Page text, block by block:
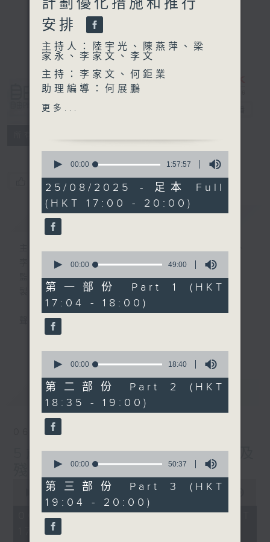
自由風自由
PHONE
您喜歡這個節目嗎?
簡介 GIST
監製：蕭洛汶
製作：香港電台公共事務組
聲音更立體 意見更多元
1872311 始終如一
香港電台公共事務組
讚好Like「RTHK 香港電台公共事務組
Facebook專頁
最新 LATEST
06/08/2026
5歲男童被虐致死 母親誤殺及
殘酷對待兒童罪成判囚22年
seconds
minutes,
00:00 48:53
06/08/2026 - 足本 Full (HKT
17:00 - 18:00)
計劃優化措施和推行
安排
主持人：陸宇光、陳燕萍、梁
家永、李家文、李文
主持：李家文、何鉅業
助理編導：何展鵬
高級編導：李以莊
更多...
seconds
1
hour,
57
minutes,
57
seconds
00:00 1:57:57
25/08/2025 - 足本 Full
(HKT 17:00 - 20:00)
seconds
49
minutes,
0
seconds
00:00 49:00
第一部份 Part 1 (HKT
17:04 - 18:00)
seconds
18
minutes,
40
seconds
00:00 18:40
第二部份 Part 2 (HKT
18:35 - 19:00)
seconds
50
minutes,
37
seconds
00:00 50:37
第三部份 Part 3 (HKT
19:04 - 20:00)